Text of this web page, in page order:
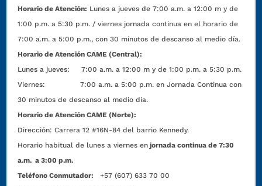
Horario de Atención: Lunes a jueves de 7:00 a.m. a 12:00 m y de
1:00 p.m. a 5:30 p.m. / viernes jornada continua en el horario de
7:00 a.m. a 5:00 p.m., con 30 minutos de descanso al medio día.
Horario de Atención CAME (Central):
Lunes a jueves: 7:00 a.m. a 12:00 m y de 1:00 p.m. a 5:30 p.m.
Viernes: 7:00 a.m. a 5:00 p.m. en Jornada Continua con
30 minutos de descanso al medio día.
Horario de Atención CAME (Norte):
Dirección:Carrera 12 #16N-84 del barrio Kennedy.
Horario habitual de lunes a viernes en jornada continua de 7:30
a.m. a 3:00 p.m.
Teléfono Conmutador:
+57 (607) 633 70 00